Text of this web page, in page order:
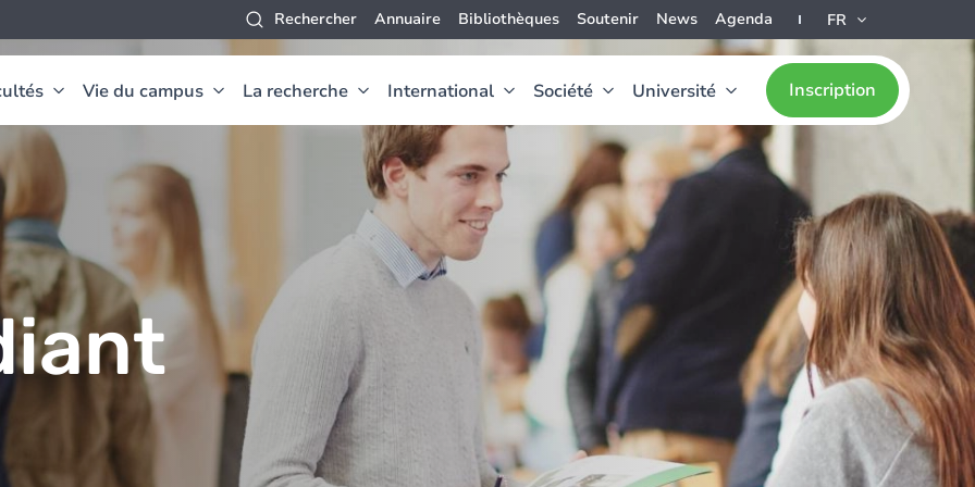
Rechercher Annuaire Bibliothèques Soutenir News Agenda FR
Vie du campus La recherche International Société Université Inscription